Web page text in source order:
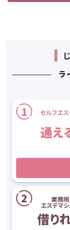
ラ
セルフエ
通え
業務用
エステマ
借り